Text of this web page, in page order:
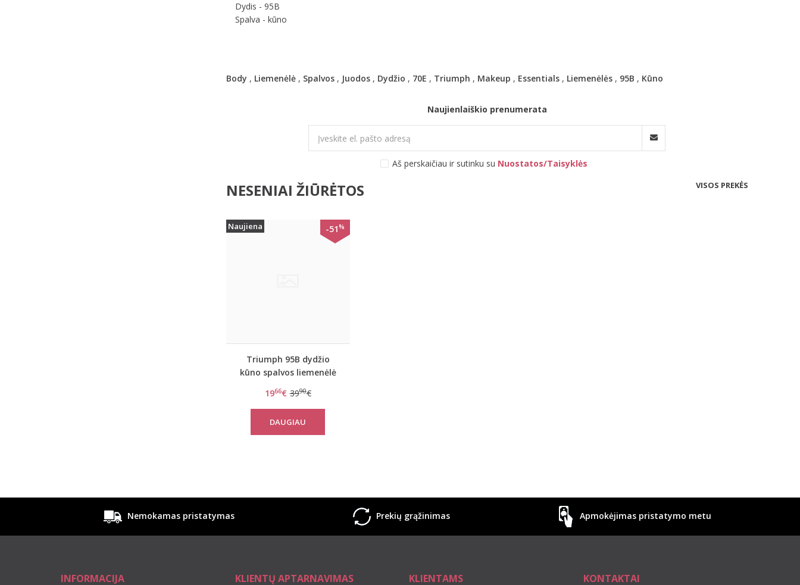
Dydis - 95B
Spalva - kūno
Body , Liemenėlė, Spalvos, Juodos, Dydžio , 70E , Triumph , Makeup , Essentials, Liemenėlės, 95B , Kūno
Naujienlaiškio prenumerata
Aš perskaičiau ir sutinku su Nuostatos/Taisyklės
NESENIAI ŽIŪRĖTOS VISOS PREKĖS
Naujiena -51%
Triumph 95B dydžio
kūno spalvos liemenėlė
W
1966€ 3990€
DAUGIAU
Nemokamas pristatymas Prekių grąžinimas Apmokėjimas pristatymo metu
INFORMACIJA KLIENTŲ APTARNAVIMAS KLIENTAMS KONTAKTAI